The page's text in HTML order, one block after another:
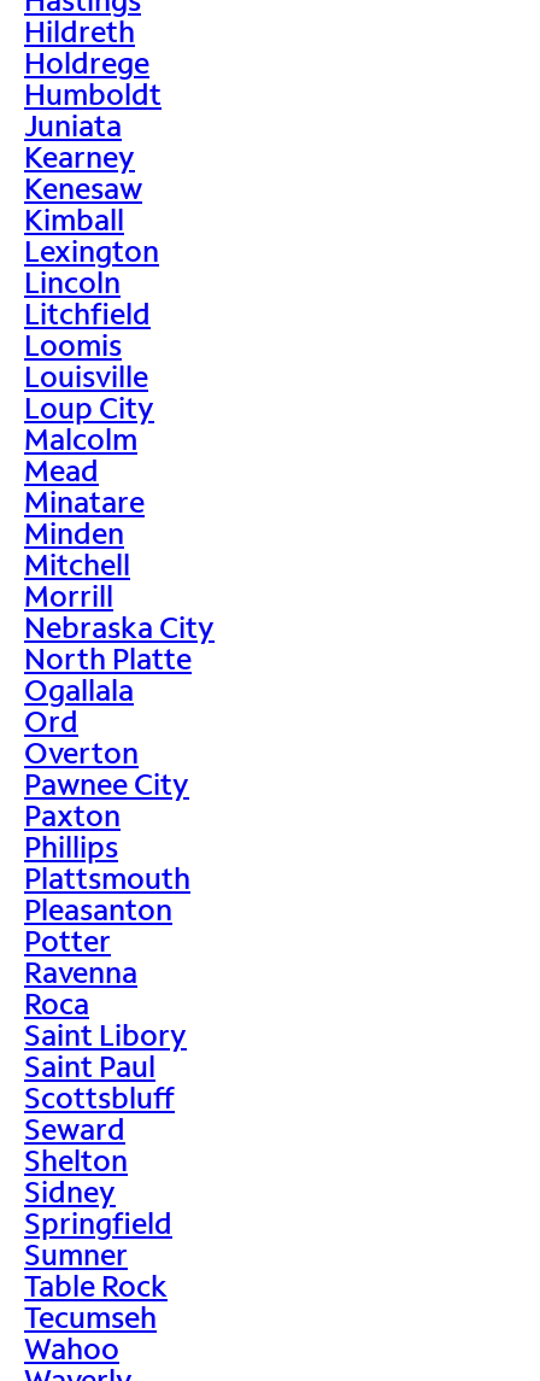
Hildreth
Holdrege
Humboldt
Juniata
Kearney
Kenesaw
Kimball
Lexington
Lincoln
Litchfield
Loomis
Louisville
Loup City
Malcolm
Mead
Minatare
Minden
Mitchell
Morrill
Nebraska City
North Platte
Ogallala
Ord
Overton
Pawnee City
Paxton
Phillips
Plattsmouth
Pleasanton
Potter
Ravenna
Roca
Saint Libory
Saint Paul
Scottsbluff
Seward
Shelton
Sidney
Springfield
Sumner
Table Rock
Tecumseh
Wahoo